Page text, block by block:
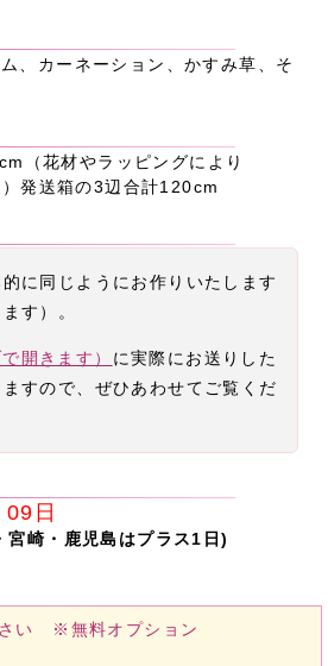
、カーネーション、かすみ草、そ
（花材やラッピングにより
発送箱の3辺合計120cm
に同じようにお作りいたします
す）。
開きます） に実際にお送りした
すので、ぜひあわせてご覧くだ
日
宮崎・鹿児島はプラス1日)
い ※無料オプション